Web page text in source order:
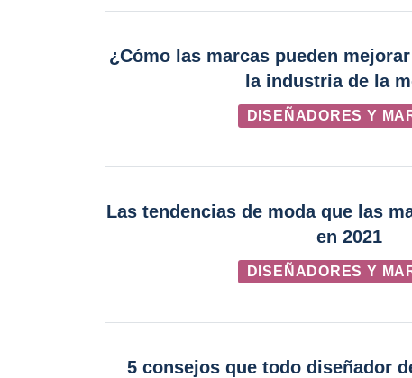
¿Cómo las marcas pueden
la industria de la
DISEÑADORES Y
Las tendencias de moda que las
en 2021
DISEÑADORES Y
5 consejos que todo diseñador